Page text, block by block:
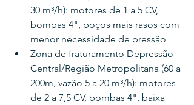
30 m³/h): motores de 1 a 5 CV,
bombas 4", poços mais rasos com
menor necessidade de pressão
Zona de fraturamento Depressão
Central/Região Metropolitana (60 a
200m, vazão 5 a 20 m³/h): motores
de 2 a 7,5 CV, bombas 4", baixa